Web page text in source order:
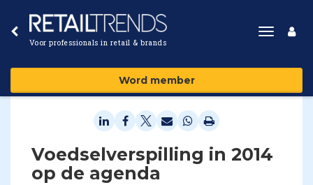
Voor professionals in retail & brands
Toggle
Word member
Voedselverspilling in 2014
op de agenda